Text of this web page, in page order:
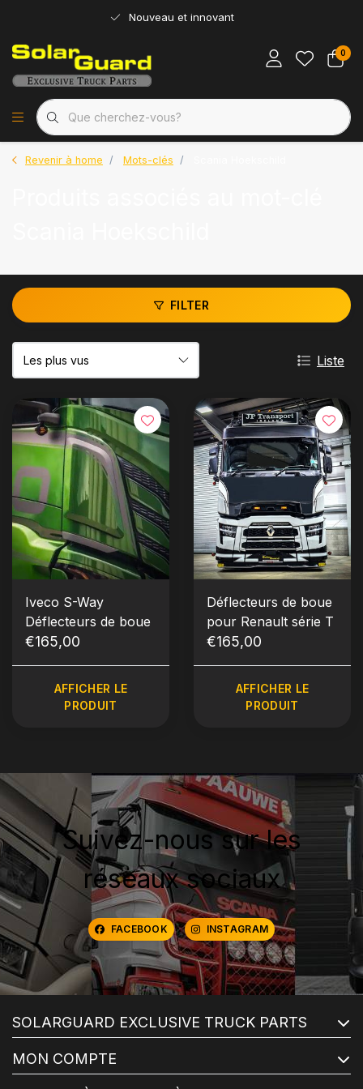
Nouveau et innovant
0
Revenir à home Mots-clés
FILTER
Liste
Iveco S-Way
Déflecteurs de boue
€165,00
AFFICHER LE
PRODUIT
Déflecteurs de boue
pour Renault série T
€165,00
AFFICHER LE
PRODUIT
Suivez-nous sur les
réseaux sociaux
FACEBOOK INSTAGRAM
SOLARGUARD EXCLUSIVE TRUCK PARTS
MON COMPTE